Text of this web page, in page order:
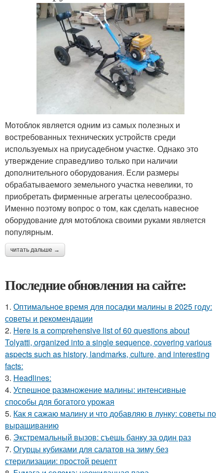
Мотоблок является одним из самых полезных и
востребованных технических устройств среди
используемых на приусадебном участке. Однако это
утверждение справедливо только при наличии
дополнительного оборудования. Если размеры
обрабатываемого земельного участка невелики, то
приобретать фирменные агрегаты целесообразно.
Именно поэтому вопрос о том, как сделать навесное
оборудование для мотоблока своими руками является
популярным.
читать дальше →
Последние обновления на сайте:
1. Оптимальное время для посадки малины в 2025 году:
советы и рекомендации
2. Here is a comprehensive list of 60 questions about
Tolyatti, organized into a single sequence, covering various
aspects such as history, landmarks, culture, and interesting
facts:
3. Headlines:
4. Успешное размножение малины: интенсивные
способы для богатого урожая
5. Как я сажаю малину и что добавляю в лунку: советы по
выращиванию
6. Экстремальный вызов: съешь банку за один раз
7. Огурцы кубиками для салатов на зиму без
стерилизации: простой рецепт